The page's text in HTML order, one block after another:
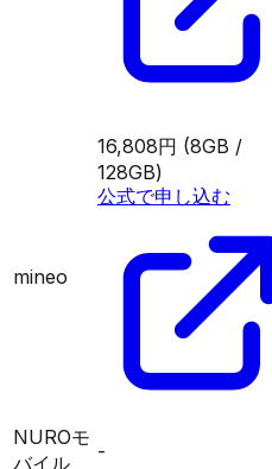
mineo
16,808円 (8GB /
128GB)
公式で申し込む
NUROモ
バイル
-